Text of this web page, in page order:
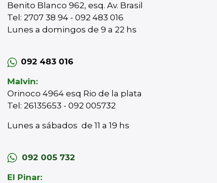
Benito Blanco 962, esq. Av. Brasil
Tel: 2707 38 94 - 092 483 016
Lunes a domingos de 9 a 22 hs
092 483 016
Malvin:
Orinoco 4964 esq Rio de la plata
Tel: 26135653 - 092 005732
Lunes a sábados de 11 a 19 hs
092 005 732
El Pinar: